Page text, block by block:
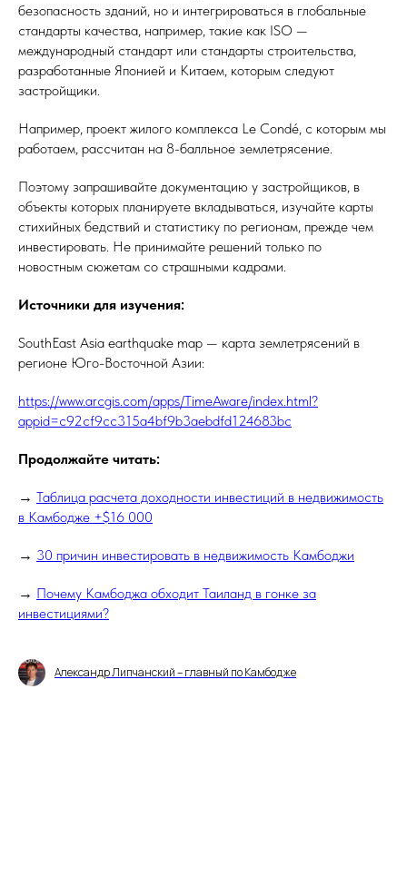
безопасность зданий, но и интегрироваться в глобальные
стандарты качества, например, такие как ISO —
международный стандарт или стандарты строительства,
разработанные Японией и Китаем, которым следуют
застройщики.
Например, проект жилого комплекса Le Condé, с которым мы
работаем, рассчитан на 8-балльное землетрясение.
Поэтому запрашивайте документацию у застройщиков, в
объекты которых планируете вкладываться, изучайте карты
стихийных бедствий и статистику по регионам, прежде чем
инвестировать. Не принимайте решений только по
новостным сюжетам со страшными кадрами.
Источники для изучения:
SouthEast Asia earthquake map — карта землетрясений в
регионе Юго-Восточной Азии:
https://www.arcgis.com/apps/TimeAware/index.html?
appid=c92cf9cc315a4bf9b3aebdfd124683bc
Продолжайте читать:
→ Таблица расчета доходности инвестиций в недвижимость
в Камбодже +$16 000
→ 30 причин инвестировать в недвижимость Камбоджи
→ Почему Камбоджа обходит Таиланд в гонке за
инвестициями?
Александр Липчанский – главный по Камбодже